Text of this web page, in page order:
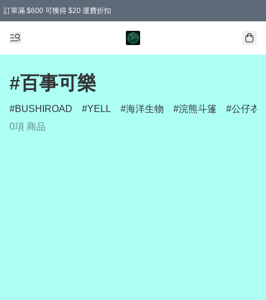
訂單滿 $600 可獲得 $20 運費折扣
#百事可樂
BUSHIROAD YELL 海洋生物 浣熊斗篷
公仔衣
0項 商品